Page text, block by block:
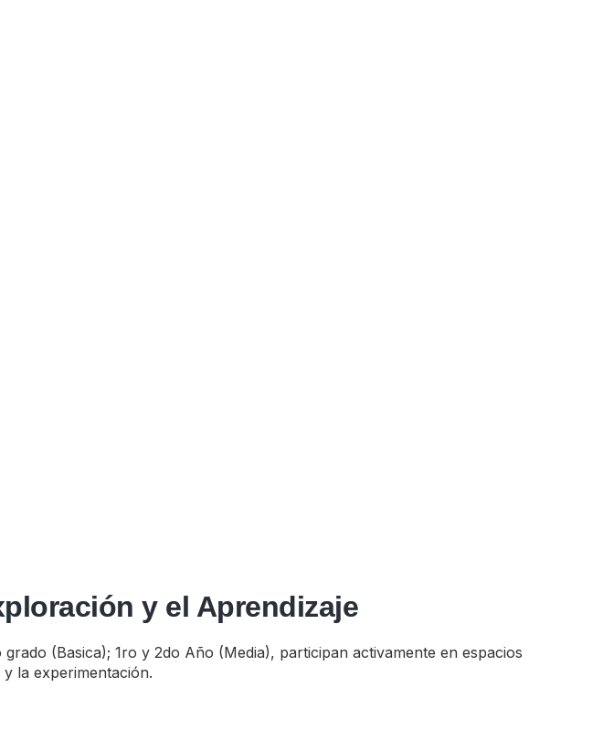
y el Aprendizaje
(Basica); 1ro y 2do Año (Media), participan activamente en espacios
la experimentación.